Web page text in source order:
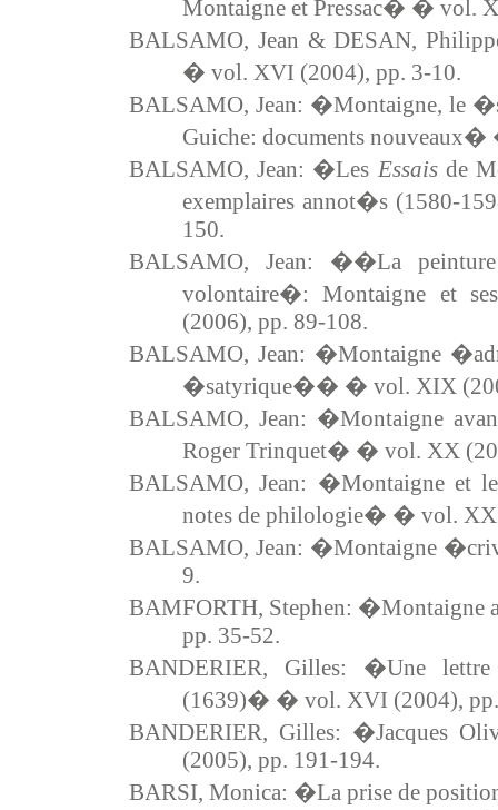
Montaigne et Pressac� � vol.
BALSAMO, Jean & DESAN,
� vol. XVI (2004), pp. 3-10.
BALSAMO, Jean: �Montaigne, le
Guiche: documents
BALSAMO, Jean: �Les Essaisde
exemplaires annot�s (1580-
150.
BALSAMO, Jean: ��La
volontaire�: Montaigne et
(2006), pp. 89-108.
BALSAMO, Jean: �Montaigne
�satyrique�� � vol. XIX
BALSAMO, Jean: �Montaigne
Roger Trinquet� � vol. XX
BALSAMO, Jean: �Montaigne et
notes de philologie� � vol.
BALSAMO, Jean: �Montaigne
9.
BAMFORTH, Stephen:
pp. 35-52.
BANDERIER, Gilles: �Une
(1639)� � vol. XVI (2004),
BANDERIER, Gilles: �Jacques
(2005), pp. 191-194.
BARSI, Monica: �La prise de